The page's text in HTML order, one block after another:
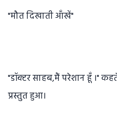
"मौत दिखाती आँखें"
"डॉक्टर साहब,मैं परेशान हूँ ।"
प्रस्तुत हुआ।